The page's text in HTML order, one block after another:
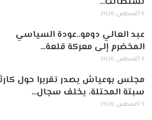
9 أغسطس, 2026
عبد العالي دومو..عودة السياسي
المخضرم إلى معركة قلعة…
9 أغسطس, 2026
مجلس بوعياش يصدر تقريرا حول
سبتة المحتلة، يخلف سجال…
9 أغسطس, 2026